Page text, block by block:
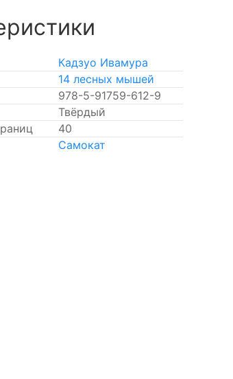
Кадзуо Ивамура
14 лесных мышей
978-5-91759-612-9
Твёрдый
40
Самокат